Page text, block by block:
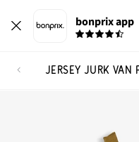
bonprix app
JERSEY JURK VAN